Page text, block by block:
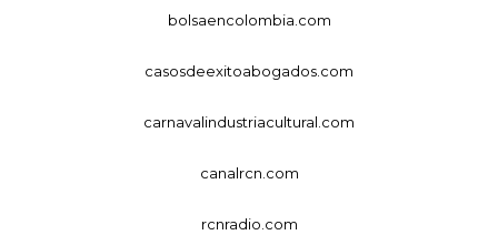
bolsaencolombia.com
casosdeexitoabogados.com
carnavalindustriacultural.com
canalrcn.com
rcnradio.com